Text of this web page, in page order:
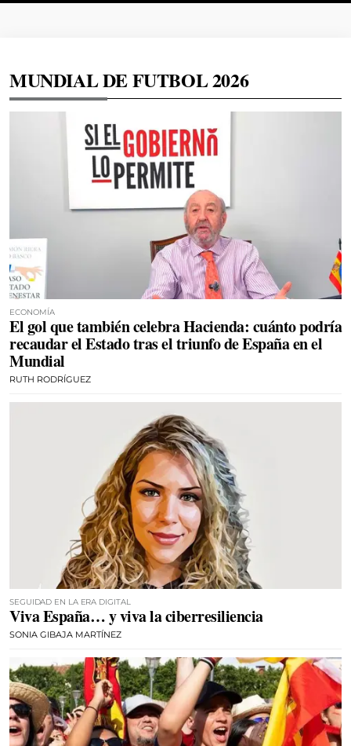
MUNDIAL DE FUTBOL 2026
ECONOMÍA
El gol que también celebra Hacienda: cuánto podría
recaudar el Estado tras el triunfo de España en el
Mundial
RUTH RODRÍGUEZ
SEGUIDAD EN LA ERA DIGITAL
Viva España… y viva la ciberresiliencia
SONIA GIBAJA MARTÍNEZ